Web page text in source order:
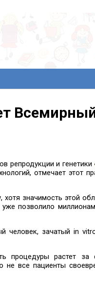
репродукции и генетики
отмечает этот
значимость этой
уже позволило
зачатый in
процедуры растет за
не все пациенты